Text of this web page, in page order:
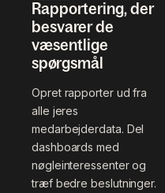
Rapportering, der
besvarer de
væsentlige
spørgsmål
Opret rapporter ud fra
alle jeres
medarbejderdata. Del
dashboards med
nøgleinteressenter og
træf bedre beslutninger.